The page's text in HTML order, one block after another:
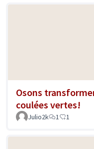
Osons
coulées vertes!
Julio2k 1 1